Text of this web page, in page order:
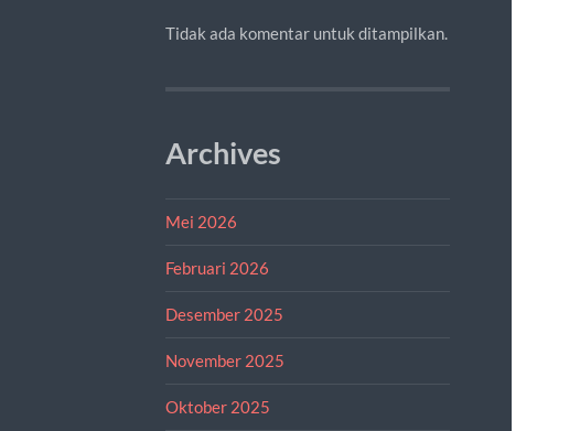
Tidak ada komentar untuk ditampilkan.
Archives
Mei 2026
Februari 2026
Desember 2025
November 2025
Oktober 2025